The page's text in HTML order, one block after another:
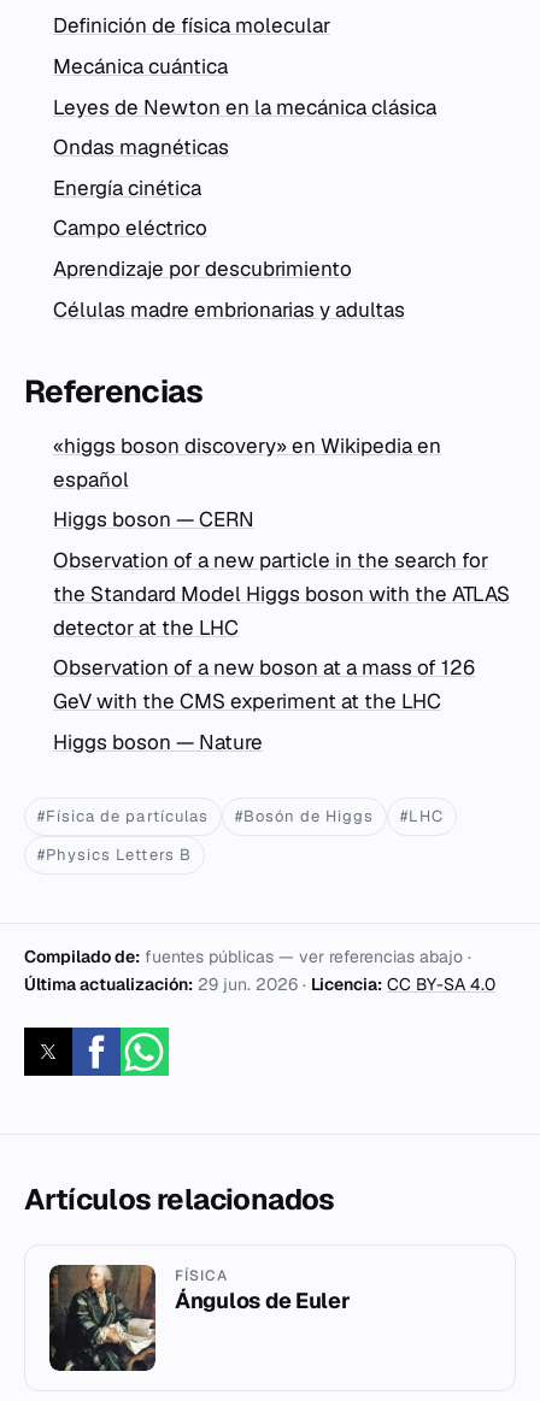
Definición de física molecular
Mecánica cuántica
Leyes de Newton en la mecánica clásica
Ondas magnéticas
Energía cinética
Campo eléctrico
Aprendizaje por descubrimiento
Células madre embrionarias y adultas
Referencias
«higgs boson discovery» en Wikipedia en
español
Higgs boson — CERN
Observation of a new particle in the search for
the Standard Model Higgs boson with the ATLAS
detector at the LHC
Observation of a new boson at a mass of 126
GeV with the CMS experiment at the LHC
Higgs boson — Nature
#Física de partículas #Bosón de Higgs
#LHC
#Physics Letters B
Compilado de: fuentes públicas — ver referencias abajo ·
Última actualización: 29 jun. 2026 · Licencia: CC BY-SA 4.0
Artículos relacionados
FÍSICA
Ángulos de Euler